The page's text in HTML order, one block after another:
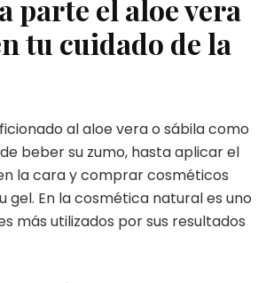
parte el aloe vera
tu cuidado de la
al aloe vera o sábila como
beber su zumo, hasta aplicar el
la cara y comprar cosméticos
gel. En la cosmética natural es uno
más utilizados por sus resultados